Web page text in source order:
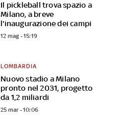
Il pickleball trova spazio a
Milano, a breve
l'inaugurazione dei campi
12 mag - 15:19
Nuovo stadio a Milano
pronto nel 2031, progetto
da 1,2 miliardi
LOMBARDIA
25 mar - 10:06